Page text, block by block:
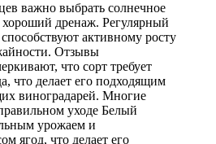
важно выбрать солнечное
хороший дренаж. Регулярный
активному росту
Отзывы
что сорт требует
что делает его подходящим
виноградарей. Многие
уходе Белый
урожаем и
ягод, что делает его